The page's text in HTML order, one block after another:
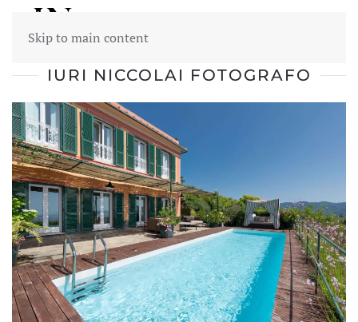
Skip to main content
IURI NICCOLAI FOTOGRAFO